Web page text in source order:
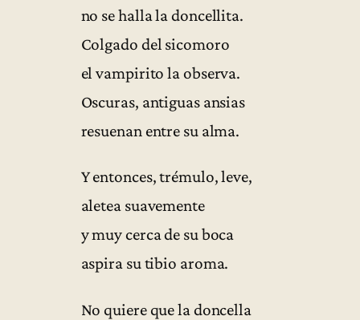
no se halla la doncellita.
Colgado del sicomoro
el vampirito la observa.
Oscuras, antiguas ansias
resuenan entre su alma.
Y entonces, trémulo, leve,
aletea suavemente
y muy cerca de su boca
aspira su tibio aroma.
No quiere que la doncella